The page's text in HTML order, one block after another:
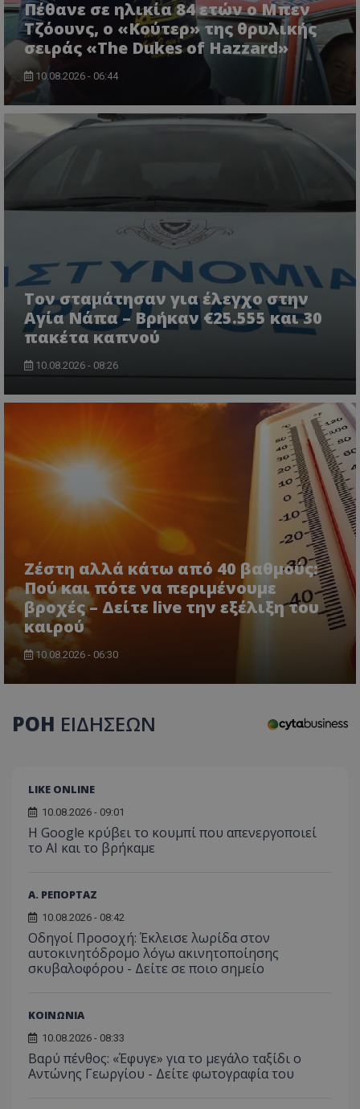
Πέθανε σε ηλικία 84 ετών ο Μπεν
Τζόουνς, ο «Κούτερ» της θρυλικής
σειράς «The Dukes of Hazzard»
10.08.2026 - 06:44
Τον σταμάτησαν για έλεγχο στην
Αγία Νάπα – Βρήκαν €25.555 και 30
πακέτα καπνού
10.08.2026 - 08:26
Ζέστη αλλά κάτω από 40 βαθμούς:
Πού και πότε να περιμένουμε
βροχές – Δείτε live την εξέλιξη του
καιρού
10.08.2026 - 06:30
ΡΟΗ ΕΙΔΗΣΕΩΝ
LIKE ONLINE
10.08.2026 - 09:01
Η Google κρύβει το κουμπί που απενεργοποιεί
το AI και το βρήκαμε
Α. ΡΕΠΟΡΤΑΖ
10.08.2026 - 08:42
Οδηγοί Προσοχή: Έκλεισε λωρίδα στον
αυτοκινητόδρομο λόγω ακινητοποίησης
σκυβαλοφόρου - Δείτε σε ποιο σημείο
ΚΟΙΝΩΝΙΑ
10.08.2026 - 08:33
Βαρύ πένθος: «Έφυγε» για το μεγάλο ταξίδι ο
Αντώνης Γεωργίου - Δείτε φωτογραφία του